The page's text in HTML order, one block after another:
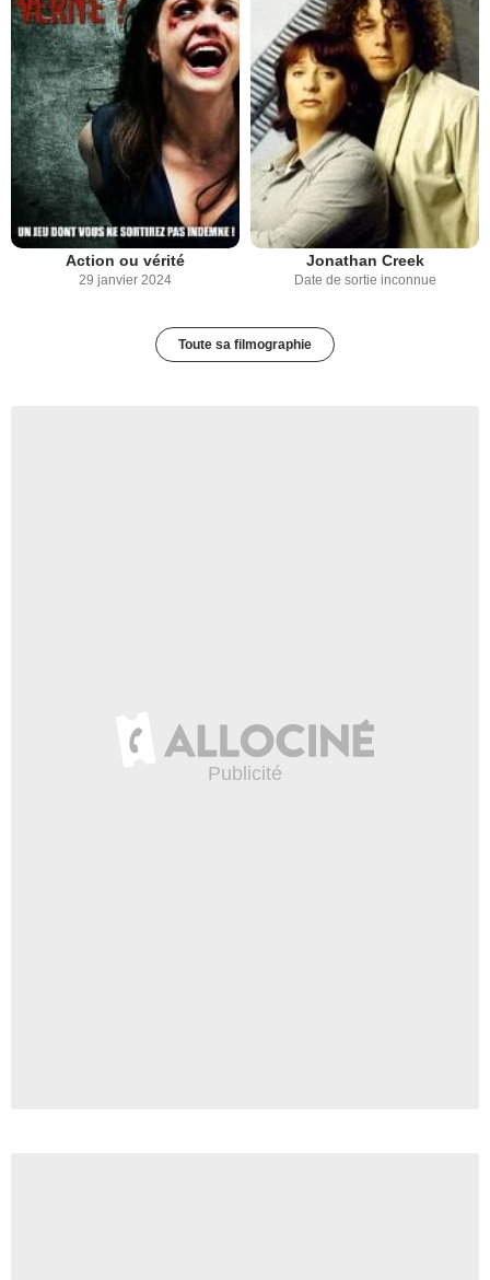
Action ou vérité
29 janvier 2024
Jonathan Creek
Date de sortie inconnue
Toute sa filmographie